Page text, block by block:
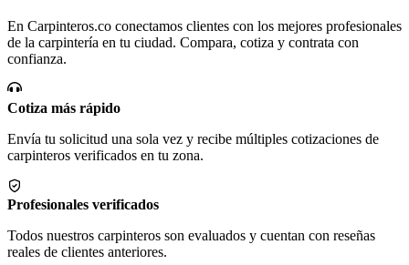
En Carpinteros.co conectamos clientes con los mejores profesionales
de la carpintería en tu ciudad. Compara, cotiza y contrata con
confianza.
Cotiza más rápido
Envía tu solicitud una sola vez y recibe múltiples cotizaciones de
carpinteros verificados en tu zona.
Profesionales verificados
Todos nuestros carpinteros son evaluados y cuentan con reseñas
reales de clientes anteriores.